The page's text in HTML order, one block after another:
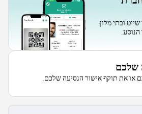
ובתי מלון:
הנוסע.
שלכם
או את תוקף אישור הנסיעה שלכם.